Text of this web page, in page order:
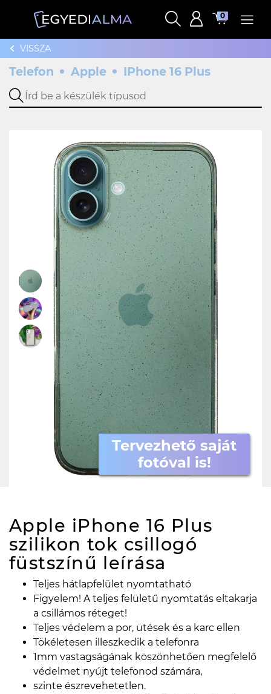
0
VISSZA
Telefon Apple IPhone 16 Plus
Tervezhető saját
fotóval is!
Apple iPhone 16 Plus
szilikon tok csillogó
füstszínű leírása
Teljes hátlapfelület nyomtatható
Figyelem! A teljes felületű nyomtatás eltakarja
a csillámos réteget!
Teljes védelem a por, ütések és a karc ellen
Tökéletesen illeszkedik a telefonra
1mm vastagságának köszönhetően megfelelő
védelmet nyújt telefonod számára,
szinte észrevehetetlen.